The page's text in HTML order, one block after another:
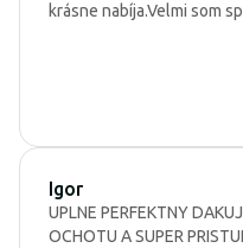
krásne nabíja.Velmi som
Igor
UPLNE PERFEKTNY
OCHOTU A SUPER